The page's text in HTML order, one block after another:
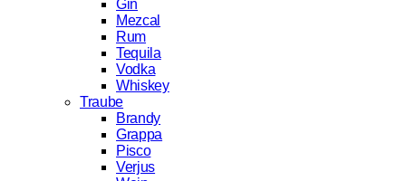
Gin
Mezcal
Rum
Tequila
Vodka
Whiskey
Traube
Brandy
Grappa
Pisco
Verjus